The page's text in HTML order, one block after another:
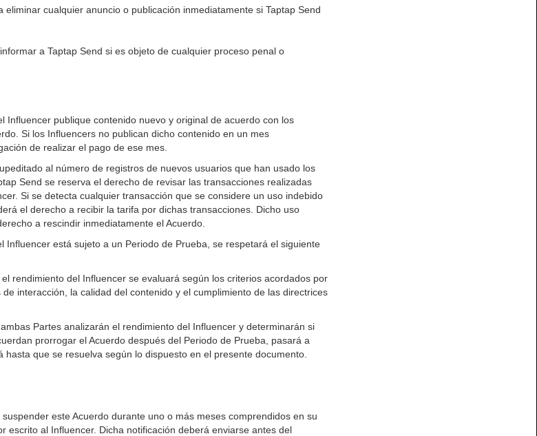
cualquier anuncio o publicación inmediatamente si Taptap Send
a Taptap Send si es objeto de cualquier proceso penal o
Influencer publique contenido nuevo y original de acuerdo con los
Si los Influencers no publican dicho contenido en un mes
de realizar el pago de ese mes.
al número de registros de nuevos usuarios que han usado los
Send se reserva el derecho de revisar las transacciones realizadas
Si se detecta cualquier transacción que se considere un uso indebido
el derecho a recibir la tarifa por dichas transacciones. Dicho uso
a rescindir inmediatamente el Acuerdo.
Influencer está sujeto a un Periodo de Prueba, se respetará el siguiente
del Influencer se evaluará según los criterios acordados por
interacción, la calidad del contenido y el cumplimiento de las directrices
Partes analizarán el rendimiento del Influencer y determinarán si
prorrogar el Acuerdo después del Periodo de Prueba, pasará a
que se resuelva según lo dispuesto en el presente documento.
este Acuerdo durante uno o más meses comprendidos en su
escrito al Influencer. Dicha notificación deberá enviarse antes del